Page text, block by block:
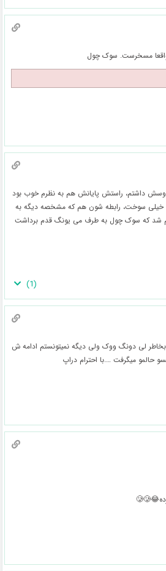
مسخرست. سوک چول
داشتم، راستش پایانش هم به نظرم خوب بود
خیلی سوخت، رابطه شون هم که مشخصه دیگه به
شد که سوک چول به طرف می یونگ قدم برداشت
(
1
)
لی دونگ ووک ولی دیگه نمیتونستم ادامه ش
حالمو میگرفت ….با احترام دراپ